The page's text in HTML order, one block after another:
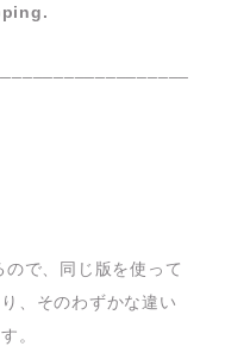
で、同じ版を使って
、そのわずかな違い
。